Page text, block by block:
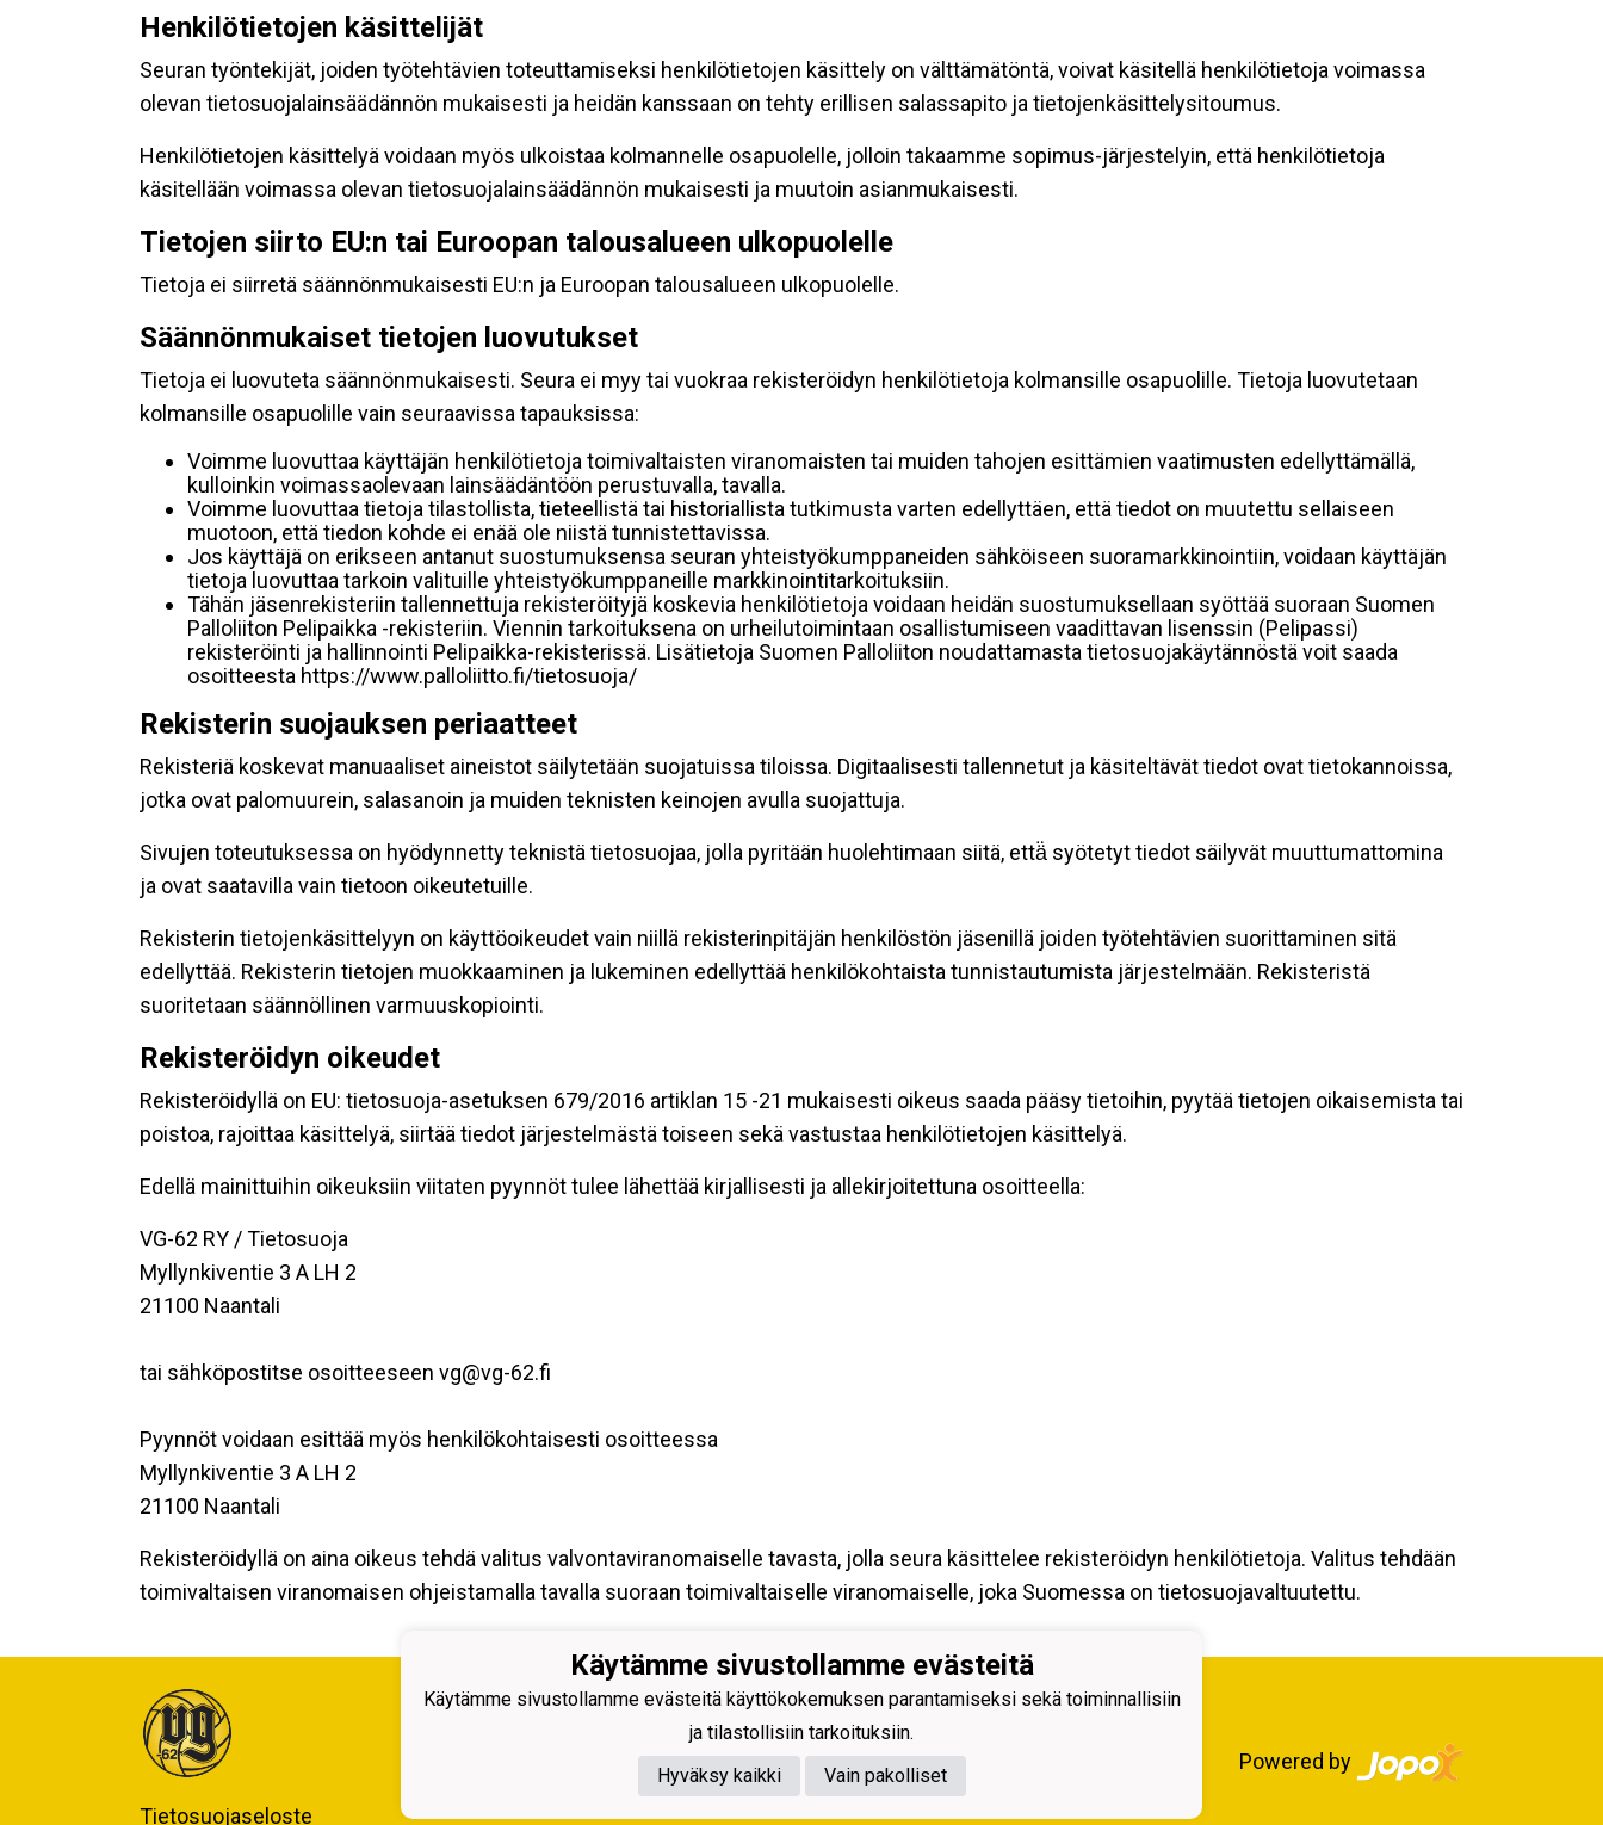
Henkilötietojen käsittelijät
Seuran työntekijät, joiden työtehtävien toteuttamiseksi henkilötietojen käsittely on välttämätöntä, voivat käsitellä henkilötietoja voimassa
olevan tietosuojalainsäädännön mukaisesti ja heidän kanssaan on tehty erillisen salassapito ja tietojenkäsittelysitoumus.
Henkilötietojen käsittelyä voidaan myös ulkoistaa kolmannelle osapuolelle, jolloin takaamme sopimus-järjestelyin, että henkilötietoja
käsitellään voimassa olevan tietosuojalainsäädännön mukaisesti ja muutoin asianmukaisesti.
Tietojen siirto EU:n tai Euroopan talousalueen ulkopuolelle
Tietoja ei siirretä säännönmukaisesti EU:n ja Euroopan talousalueen ulkopuolelle.
Säännönmukaiset tietojen luovutukset
Tietoja ei luovuteta säännönmukaisesti. Seura ei myy tai vuokraa rekisteröidyn henkilötietoja kolmansille osapuolille. Tietoja luovutetaan
kolmansille osapuolille vain seuraavissa tapauksissa:
Voimme luovuttaa käyttäjän henkilötietoja toimivaltaisten viranomaisten tai muiden tahojen esittämien vaatimusten edellyttämällä,
kulloinkin voimassaolevaan lainsäädäntöön perustuvalla, tavalla.
Voimme luovuttaa tietoja tilastollista, tieteellistä tai historiallista tutkimusta varten edellyttäen, että tiedot on muutettu sellaiseen
muotoon, että tiedon kohde ei enää ole niistä tunnistettavissa.
Jos käyttäjä on erikseen antanut suostumuksensa seuran yhteistyökumppaneiden sähköiseen suoramarkkinointiin, voidaan käyttäjän
tietoja luovuttaa tarkoin valituille yhteistyökumppaneille markkinointitarkoituksiin.
Tähän jäsenrekisteriin tallennettuja rekisteröityjä koskevia henkilötietoja voidaan heidän suostumuksellaan syöttää suoraan Suomen
Palloliiton Pelipaikka -rekisteriin. Viennin tarkoituksena on urheilutoimintaan osallistumiseen vaadittavan lisenssin (Pelipassi)
rekisteröinti ja hallinnointi Pelipaikka-rekisterissä. Lisätietoja Suomen Palloliiton noudattamasta tietosuojakäytännöstä voit saada
osoitteesta https://www.palloliitto.fi/tietosuoja/
Rekisterin suojauksen periaatteet
Rekisteriä koskevat manuaaliset aineistot säilytetään suojatuissa tiloissa. Digitaalisesti tallennetut ja käsiteltävät tiedot ovat tietokannoissa,
jotka ovat palomuurein, salasanoin ja muiden teknisten keinojen avulla suojattuja.
Sivujen toteutuksessa on hyödynnetty teknistä tietosuojaa, jolla pyritään huolehtimaan siitä, että̈ syötetyt tiedot säilyvät muuttumattomina
ja ovat saatavilla vain tietoon oikeutetuille.
Rekisterin tietojenkäsittelyyn on käyttöoikeudet vain niillä rekisterinpitäjän henkilöstön jäsenillä joiden työtehtävien suorittaminen sitä
edellyttää. Rekisterin tietojen muokkaaminen ja lukeminen edellyttää henkilökohtaista tunnistautumista järjestelmään. Rekisteristä
suoritetaan säännöllinen varmuuskopiointi.
Rekisteröidyn oikeudet
Rekisteröidyllä on EU: tietosuoja-asetuksen 679/2016 artiklan 15 -21 mukaisesti oikeus saada pääsy tietoihin, pyytää tietojen oikaisemista tai
poistoa, rajoittaa käsittelyä, siirtää tiedot järjestelmästä toiseen sekä vastustaa henkilötietojen käsittelyä.
Edellä mainittuihin oikeuksiin viitaten pyynnöt tulee lähettää kirjallisesti ja allekirjoitettuna osoitteella:
VG-62 RY / Tietosuoja
Myllynkiventie 3 A LH 2
21100 Naantali
tai sähköpostitse osoitteeseen vg@vg-62.fi
Pyynnöt voidaan esittää myös henkilökohtaisesti osoitteessa
Myllynkiventie 3 A LH 2
21100 Naantali
Rekisteröidyllä on aina oikeus tehdä valitus valvontaviranomaiselle tavasta, jolla seura käsittelee rekisteröidyn henkilötietoja. Valitus tehdään
toimivaltaisen viranomaisen ohjeistamalla tavalla suoraan toimivaltaiselle viranomaiselle, joka Suomessa on tietosuojavaltuutettu.
Tietosuojaseloste
Powered by
Käytämme sivustollamme evästeitä
Käytämme sivustollamme evästeitä käyttökokemuksen parantamiseksi sekä toiminnallisiin
ja tilastollisiin tarkoituksiin.
Hyväksy kaikki
Vain pakolliset